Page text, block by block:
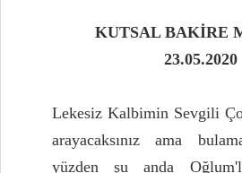
KUTSAL BAKİRE
23.05.2020
Lekesiz Kalbimin Sevgili
arayacaksınız ama
yüzden şu anda